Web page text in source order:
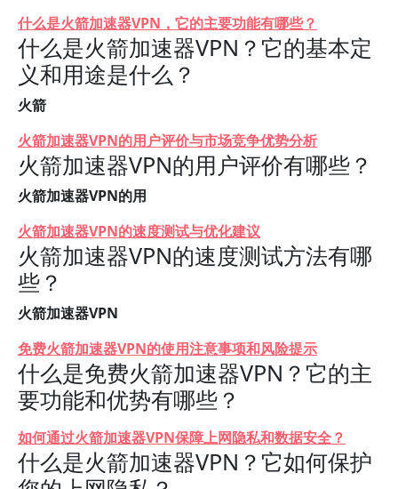
什么是火箭加速器VPN，它的主要功能有哪些？
什么是火箭加速器VPN？它的基本定
义和用途是什么？
火箭
火箭加速器VPN的用户评价与市场竞争优势分析
火箭加速器VPN的用户评价有哪些？
火箭加速器VPN的用
火箭加速器VPN的速度测试与优化建议
火箭加速器VPN的速度测试方法有哪
些？
火箭加速器VPN
免费火箭加速器VPN的使用注意事项和风险提示
什么是免费火箭加速器VPN？它的主
要功能和优势有哪些？
如何通过火箭加速器VPN保障上网隐私和数据安全？
什么是火箭加速器VPN？它如何保护